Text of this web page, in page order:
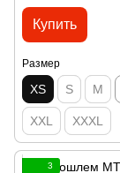
Купить
Размер
XS S M
XXL XXXL
3